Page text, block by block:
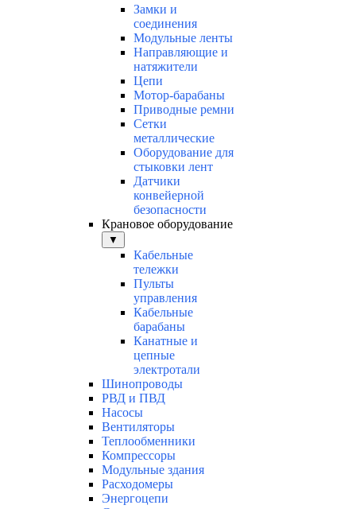
Замки и
соединения
Модульные ленты
Направляющие и
натяжители
Цепи
Мотор-барабаны
Приводные ремни
Сетки
металлические
Оборудование для
стыковки лент
Датчики
конвейерной
безопасности
Крановое оборудование
▼
Кабельные
тележки
Пульты
управления
Кабельные
барабаны
Канатные и
цепные
электротали
Шинопроводы
РВД и ПВД
Насосы
Вентиляторы
Теплообменники
Компрессоры
Модульные здания
Расходомеры
Энергоцепи